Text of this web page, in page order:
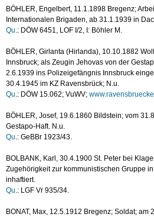
BÖHLER, Engelbert, 11.1.1898 Bregenz;
Internationalen Brigaden, ab 31.1.1939 in
Qu .: DÖW 6451, LOF I/2, I: Böhler M.
BÖHLER, Girlanta (Hirlanda), 10.10.1882
Innsbruck; als Zeugin Jehovas von der
2.6.1939 ins Polizeigefängnis Innsbruck
30.4.1945 im KZ Ravensbrück; N.u.
Qu .: DÖW 15.062; VuWV;
BÖHLER, Josef, 19.6.1860 Bildstein; vom
Gestapo-Haft. N.u.
Qu .: GeBBr 1923/43.
BOLBANK, Karl, 30.4.1900 St. Peter bei
Zugehörigkeit zur kommunistischen Gruppe
inhaftiert.
Qu .: LGF Vr 935/34.
BONAT, Max, 12.5.1912 Bregenz; Soldat; am